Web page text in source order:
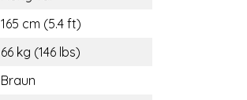
165 cm (5.4 ft)
66 kg (146 lbs)
Braun